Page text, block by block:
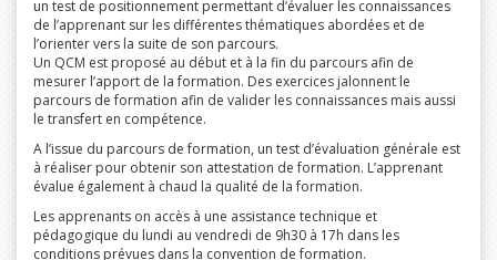
un test de positionnement permettant d’évaluer les connaissances
de l’apprenant sur les différentes thématiques abordées et de
l’orienter vers la suite de son parcours.
Un QCM est proposé au début et à la fin du parcours afin de
mesurer l’apport de la formation. Des exercices jalonnent le
parcours de formation afin de valider les connaissances mais aussi
le transfert en compétence.
A l’issue du parcours de formation, un test d’évaluation générale est
à réaliser pour obtenir son attestation de formation. L’apprenant
évalue également à chaud la qualité de la formation.
Les apprenants on accès à une assistance technique et
pédagogique du lundi au vendredi de 9h30 à 17h dans les
conditions prévues dans la convention de formation.